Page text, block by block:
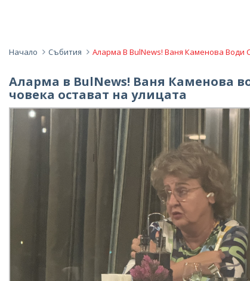
Начало Събития Аларма В BulNews! Ваня Каменова
Аларма в BulNews! Ваня Каменова
човека остават на улицата